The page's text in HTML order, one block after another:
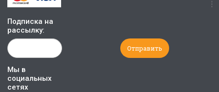
Подписка на
рассылку:
Мы в
социальных
сетях